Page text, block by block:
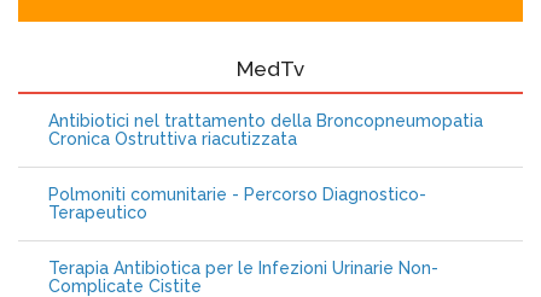
MedTv
Antibiotici nel trattamento della Broncopneumopatia
Cronica Ostruttiva riacutizzata
Polmoniti comunitarie - Percorso Diagnostico-
Terapeutico
Terapia Antibiotica per le Infezioni Urinarie Non-
Complicate Cistite